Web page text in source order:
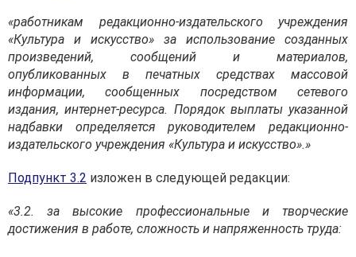
«работникам редакционно-издательского учреждения
«Культура и искусство» за использование созданных
произведений, сообщений и материалов,
опубликованных в печатных средствах массовой
информации, сообщенных посредством сетевого
издания, интернет-ресурса. Порядок выплаты указанной
надбавки определяется руководителем редакционно-
издательского учреждения «Культура и искусство».»
Подпункт 3.2 изложен в следующей редакции:
«3.2. за высокие профессиональные и творческие
достижения в работе, сложность и напряженность труда: